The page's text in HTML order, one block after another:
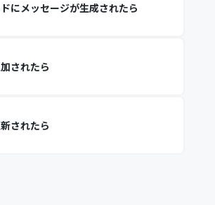
にメッセージが生成されたら
されたら
されたら